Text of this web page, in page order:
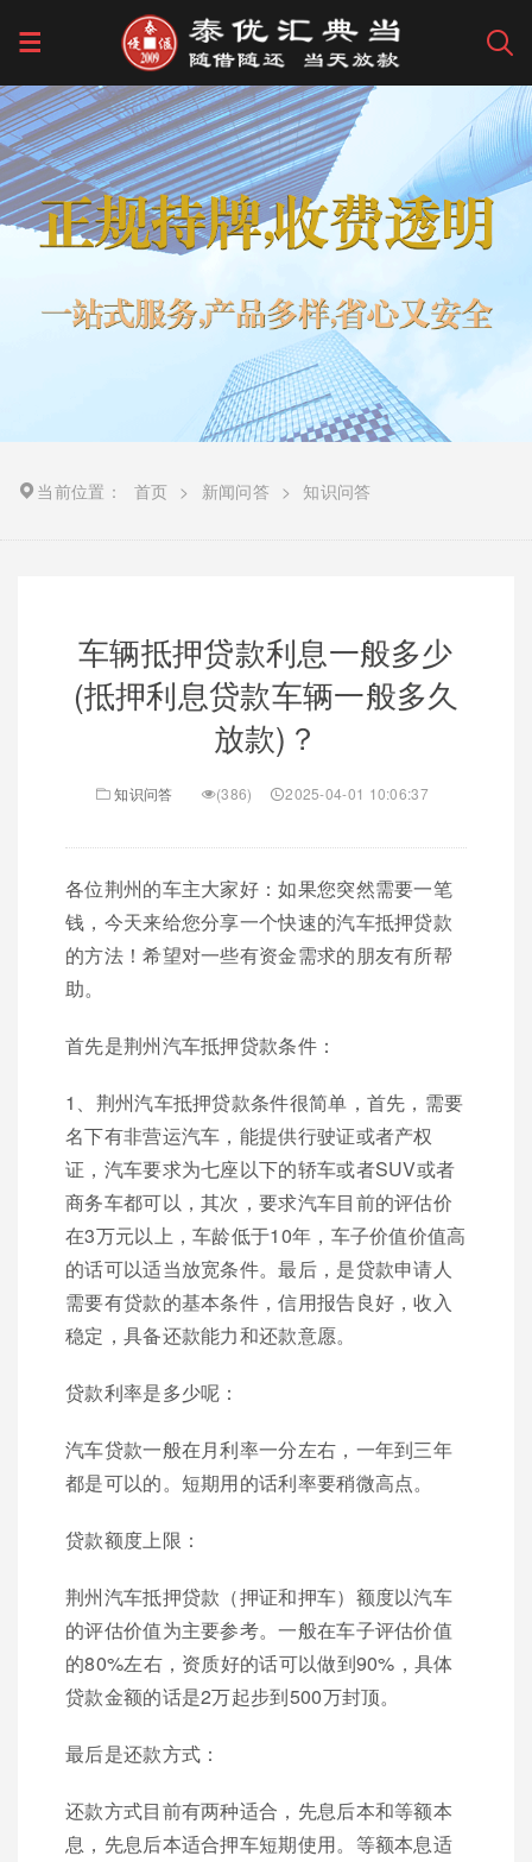
当前位置： 首页 > 新闻问答 > 知识问答
车辆抵押贷款利息一般多少
(抵押利息贷款车辆一般多久
放款)？
知识问答 (386) 2025-04-01 10:06:37
各位荆州的车主大家好：如果您突然需要一笔
钱，今天来给您分享一个快速的汽车抵押贷款
的方法！希望对一些有资金需求的朋友有所帮
助。
首先是荆州汽车抵押贷款条件：
1、荆州汽车抵押贷款条件很简单，首先，需要
名下有非营运汽车，能提供行驶证或者产权
证，汽车要求为七座以下的轿车或者SUV或者
商务车都可以，其次，要求汽车目前的评估价
在3万元以上，车龄低于10年，车子价值价值高
的话可以适当放宽条件。最后，是贷款申请人
需要有贷款的基本条件，信用报告良好，收入
稳定，具备还款能力和还款意愿。
贷款利率是多少呢：
汽车贷款一般在月利率一分左右，一年到三年
都是可以的。短期用的话利率要稍微高点。
贷款额度上限：
荆州汽车抵押贷款（押证和押车）额度以汽车
的评估价值为主要参考。一般在车子评估价值
的80%左右，资质好的话可以做到90%，具体
贷款金额的话是2万起步到500万封顶。
最后是还款方式：
还款方式目前有两种适合，先息后本和等额本
息，先息后本适合押车短期使用。等额本息适